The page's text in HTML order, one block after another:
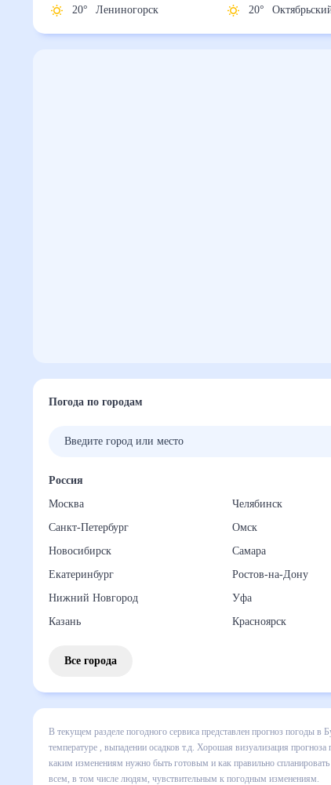
20° Лениногорск 20°
Погода по городам
Россия
Москва
Санкт-Петербург
Новосибирск
Екатеринбург
Нижний Новгород
Казань
Челябинск
Омск
Самара
Ростов-на-Дону
Уфа
Красноярск
Все города
В текущем разделе погодного сервиса представлен
включает все сведения по дневной температуре ,
динамике и даст понять, какая будет погода в
спланировать 30 дней. Подобный прогноз погоды в